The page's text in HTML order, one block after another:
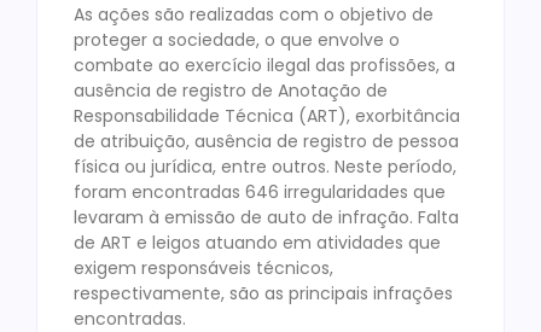
As ações são realizadas com o objetivo de
proteger a sociedade, o que envolve o
combate ao exercício ilegal das profissões, a
ausência de registro de Anotação de
Responsabilidade Técnica (ART), exorbitância
de atribuição, ausência de registro de pessoa
física ou jurídica, entre outros. Neste período,
foram encontradas 646 irregularidades que
levaram à emissão de auto de infração. Falta
de ART e leigos atuando em atividades que
exigem responsáveis técnicos,
respectivamente, são as principais infrações
encontradas.